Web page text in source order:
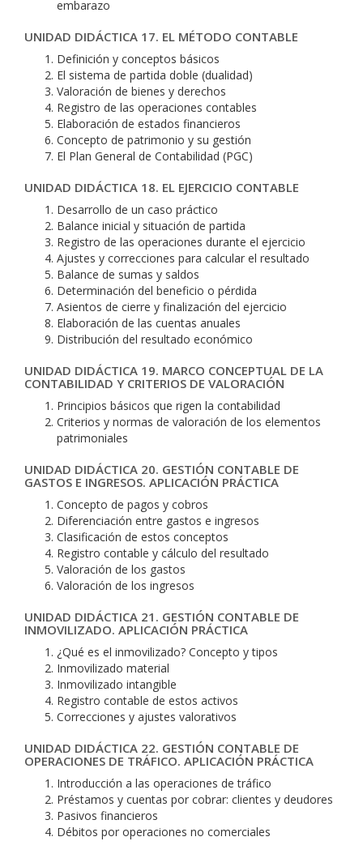
embarazo
UNIDAD DIDÁCTICA 17. EL MÉTODO CONTABLE
Definición y conceptos básicos
El sistema de partida doble (dualidad)
Valoración de bienes y derechos
Registro de las operaciones contables
Elaboración de estados financieros
Concepto de patrimonio y su gestión
El Plan General de Contabilidad (PGC)
UNIDAD DIDÁCTICA 18. EL EJERCICIO CONTABLE
Desarrollo de un caso práctico
Balance inicial y situación de partida
Registro de las operaciones durante el ejercicio
Ajustes y correcciones para calcular el resultado
Balance de sumas y saldos
Determinación del beneficio o pérdida
Asientos de cierre y finalización del ejercicio
Elaboración de las cuentas anuales
Distribución del resultado económico
UNIDAD DIDÁCTICA 19. MARCO CONCEPTUAL DE LA
CONTABILIDAD Y CRITERIOS DE VALORACIÓN
Principios básicos que rigen la contabilidad
Criterios y normas de valoración de los elementos
patrimoniales
UNIDAD DIDÁCTICA 20. GESTIÓN CONTABLE DE
GASTOS E INGRESOS. APLICACIÓN PRÁCTICA
Concepto de pagos y cobros
Diferenciación entre gastos e ingresos
Clasificación de estos conceptos
Registro contable y cálculo del resultado
Valoración de los gastos
Valoración de los ingresos
UNIDAD DIDÁCTICA 21. GESTIÓN CONTABLE DE
INMOVILIZADO. APLICACIÓN PRÁCTICA
¿Qué es el inmovilizado? Concepto y tipos
Inmovilizado material
Inmovilizado intangible
Registro contable de estos activos
Correcciones y ajustes valorativos
UNIDAD DIDÁCTICA 22. GESTIÓN CONTABLE DE
OPERACIONES DE TRÁFICO. APLICACIÓN PRÁCTICA
Introducción a las operaciones de tráfico
Préstamos y cuentas por cobrar: clientes y deudores
Pasivos financieros
Débitos por operaciones no comerciales